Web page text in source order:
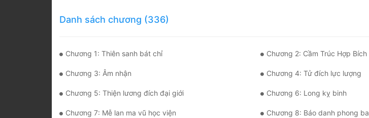
Danh sách chương (336)
Chương 1: Thiên sanh bát chỉ Chương 2: Cầm Trúc Hợp Bích
Chương 3: Âm nhận Chương 4: Tử đích lực lượng
Chương 5: Thiện lương đích đại giới Chương 6: Long kỵ binh
Chương 7: Mễ lan ma vũ học viện Chương 8: Báo danh phong ba